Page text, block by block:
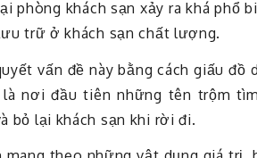
phòng khách sạn xảy ra khá phổ
trữ ở khách sạn chất lượng.
vấn đề này bằng cách giấu
nơi đầu tiên những tên trộm
bỏ lại khách sạn khi rời đi.